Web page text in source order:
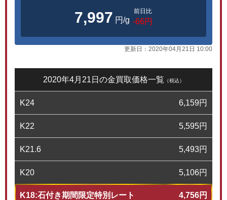
7,997 円/g
前日比
-66円
更新日： 2020年04月21日 10:00
2020年4月21日の金買取価格一覧 （税込）
K24 6,159円
K22 5,595円
K21.6 5,493円
K20 5,106円
K18:石付き期間限定特別レート 4,756円